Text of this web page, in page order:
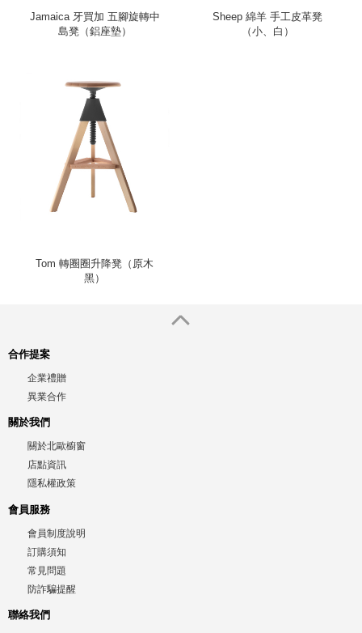
Jamaica 牙買加 五腳旋轉中
島凳（鋁座墊）
Sheep 綿羊 手工皮革凳
（小、白）
Tom 轉圈圈升降凳（原木
黑）
合作提案
企業禮贈
異業合作
關於我們
關於北歐櫥窗
店點資訊
隱私權政策
會員服務
會員制度說明
訂購須知
常見問題
防詐騙提醒
聯絡我們